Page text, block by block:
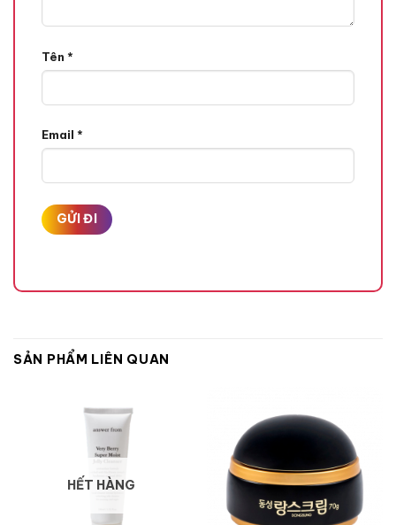
Tên *
Email *
SẢN PHẨM LIÊN QUAN
HẾT HÀNG